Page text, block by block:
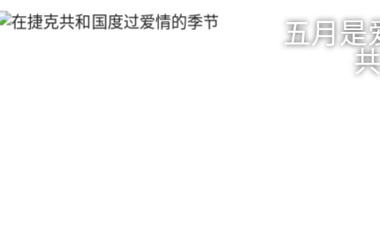
五月是